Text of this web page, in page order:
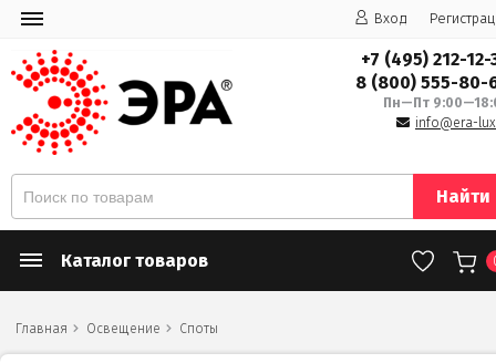
Вход
+7 (495) 212-12-
8 (800) 555-80-
Пн—Пт
info@era-
Найти
Каталог товаров
Главная Освещение Споты